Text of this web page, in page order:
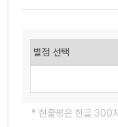
* 한줄평은 한글 300